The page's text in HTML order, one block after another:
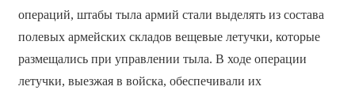
операций, штабы тыла армий стали выделять из состава
полевых армейских складов вещевые летучки, которые
размещались при управлении тыла. В ходе операции
летучки, выезжая в войска, обеспечивали их